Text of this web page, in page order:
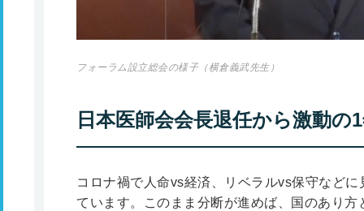
フォーラム設立総会の様子（横倉義武先生）
日本医師会会長退任から激動の
コロナ禍で人命vs経済、リベラルvs保守など
ています。このまま分断が進めば、国のあり